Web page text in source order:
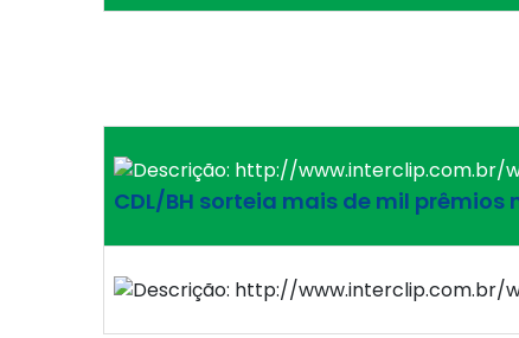
CDL/BH sorteia mais de mil